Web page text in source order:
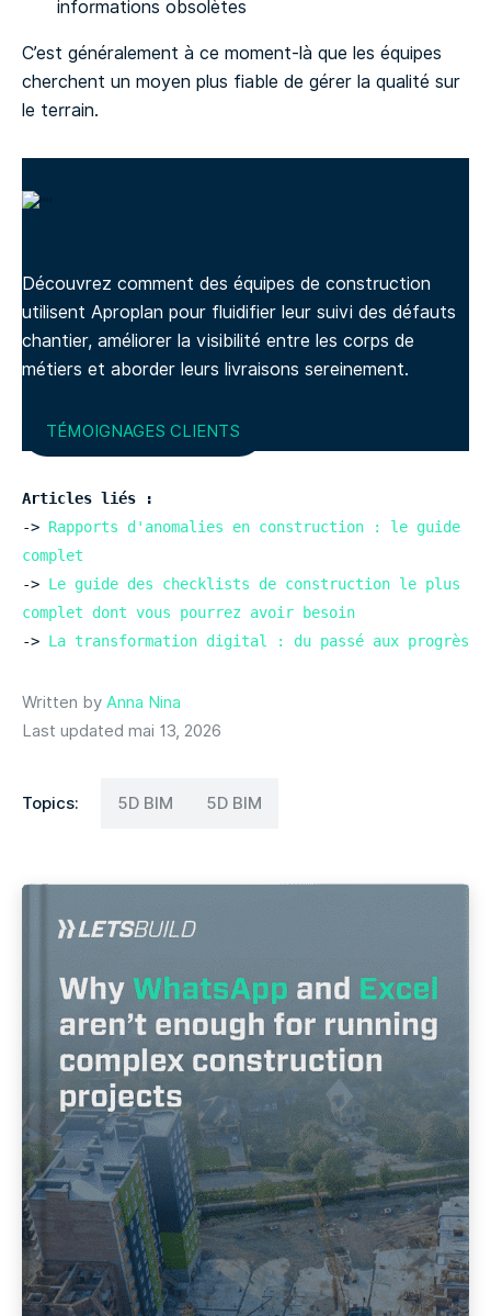
informations obsolètes
C’est généralement à ce moment-là que les équipes
cherchent un moyen plus fiable de gérer la qualité sur
le terrain.
Découvrez comment des équipes de construction
utilisent Aproplan pour fluidifier leur suivi des défauts
chantier, améliorer la visibilité entre les corps de
métiers et aborder leurs livraisons sereinement.
TÉMOIGNAGES CLIENTS
Articles liés :
-> Rapports d'anomalies en construction : le guide
complet
-> Le guide des checklists de construction le plus
complet dont vous pourrez avoir besoin
->
Written byAnna Nina
Last updated mai 13, 2026
Topics: 5D BIM 5D BIM